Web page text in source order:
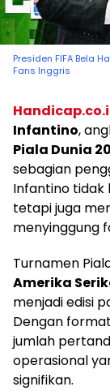
Presiden FIFA Bela
Fans Inggris
Infantino,
Piala Dunia
sebagian
Infantino tidak
tetapi juga
menyinggung
Turnamen
Amerika
menjadi edisi
Dengan
jumlah
operasional
signifikan.